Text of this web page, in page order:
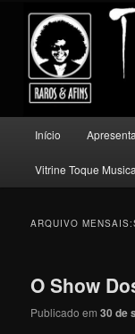
conteúdo
principal
conteúdo
secundário
Toque
Um lugar para quem
principal
Início
Vitrine Toque
ARQUIVO MENSAIS:
O Show
Publicado em30 de